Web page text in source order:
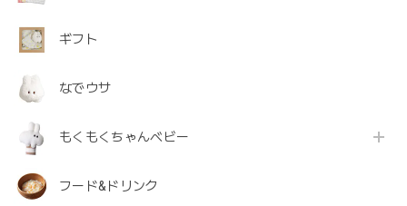
ギフト
なでウサ
もくもくちゃんベビー
フード&ドリンク